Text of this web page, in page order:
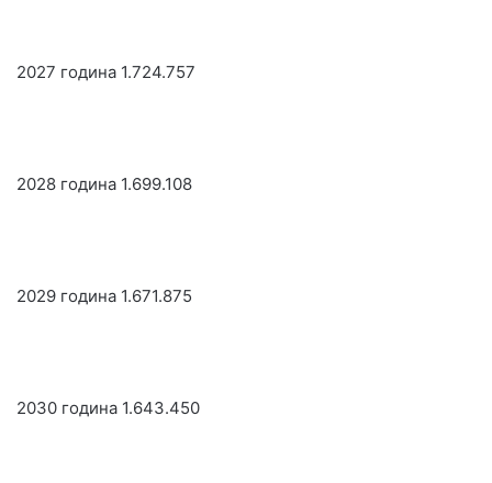
2027 година 1.724.757
2028 година 1.699.108
2029 година 1.671.875
2030 година 1.643.450